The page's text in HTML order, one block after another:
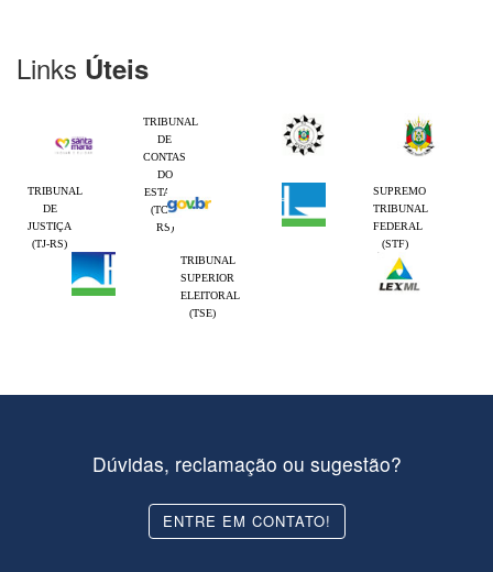
Links Úteis
TRIBUNAL
DE
CONTAS
DO
ESTADO
(TCE-
RS)
TRIBUNAL
DE
JUSTIÇA
(TJ-RS)
SUPREMO
TRIBUNAL
FEDERAL
(STF)
TRIBUNAL
SUPERIOR
ELEITORAL
(TSE)
Dúvidas, reclamação ou sugestão?
ENTRE EM CONTATO!